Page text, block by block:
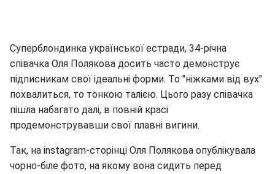
Суперблондинка української естради, 34-річна
співачка Оля Полякова досить часто демонструє
підписникам свої ідеальні форми. То "ніжками від вух"
похвалиться, то тонкою талією. Цього разу співачка
пішла набагато далі, в повній красі
продемонструвавши свої плавні вигини.
Так, на instagram-сторінці Оля Полякова опублікувала
чорно-біле фото, на якому вона сидить перед